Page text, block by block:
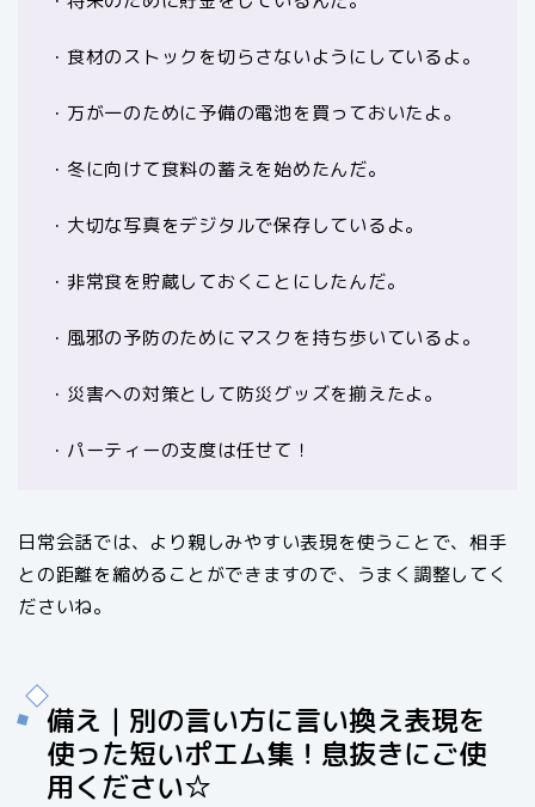
・食材のストックを切らさないようにしているよ。
・万が一のために予備の電池を買っておいたよ。
・冬に向けて食料の蓄えを始めたんだ。
・大切な写真をデジタルで保存しているよ。
・非常食を貯蔵しておくことにしたんだ。
・風邪の予防のためにマスクを持ち歩いているよ。
・災害への対策として防災グッズを揃えたよ。
・パーティーの支度は任せて！
日常会話では、より親しみやすい表現を使うことで、相手
との距離を縮めることができますので、うまく調整してく
ださいね。
備え｜別の言い方に言い換え表現を
使った短いポエム集！息抜きにご使
用ください☆